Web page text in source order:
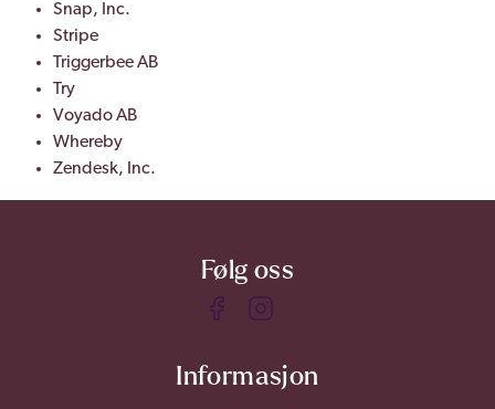
Snap, Inc.
Stripe
Triggerbee AB
Try
Voyado AB
Whereby
Zendesk, Inc.
Følg oss
Informasjon